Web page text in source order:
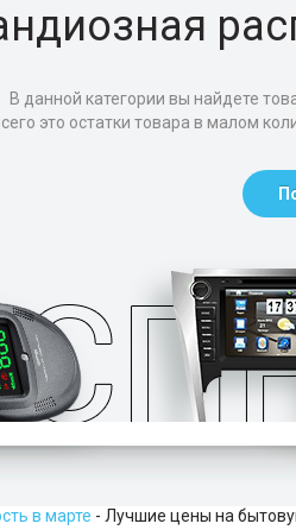
В данной категории вы найдете
это остатки товара в малом
в марте - Лучшие цены на